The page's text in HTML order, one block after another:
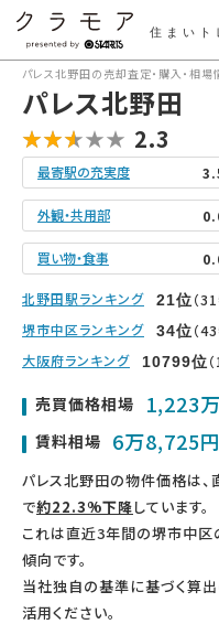
住まいト
パレス北野田の売却査定・購入・相
パレス北野田
2.3
最寄駅の充実度
外観・共用部
買い物・食事
北野田駅ランキング 21位（
堺市中区ランキング
34位（
大阪府ランキング
10799位
売買価格相場 1,223
賃料相場 6万8,725円
パレス北野田の物件価格は、
で約22.3%下降しています。
これは直近3年間の堺市中区
傾向です。
当社独自の基準に基づく算出
活用ください。